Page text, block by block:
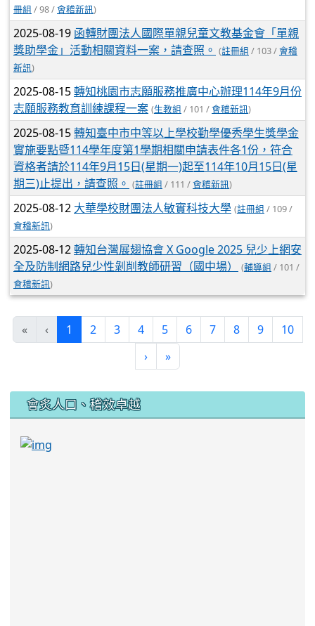
冊組 / 98 /會稽新訊)
2025-08-19 函轉財團法人國際單親兒童文教基金會「單親
獎助學金」活動相關資料一案，請查照。 (註冊組 / 103 /會稽
新訊)
2025-08-15轉知桃園市志願服務推廣中心辦理114年9月份
志願服務教育訓練課程一案 (生教組 / 101 /會稽新訊)
2025-08-15轉知臺中市中等以上學校勤學優秀學生獎學金
實施要點暨114學年度第1學期相關申請表件各1份，符合
資格者請於114年9月15日(星期一)起至114年10月15日(星
期三)止提出，請查照。 (註冊組 / 111 /會稽新訊)
2025-08-12 大華學校財團法人敏實科技大學 (註冊組 / 109 /
會稽新訊)
2025-08-12轉知台灣展翅協會 X Google 2025 兒少上網安
全及防制網路兒少性剝削教師研習（國中場）
(輔導組 / 101 /
會稽新訊)
« ‹ 1 (current)
2 3 4 5 6 7 8 9
10
›
»
會炙人口、稽效卓越